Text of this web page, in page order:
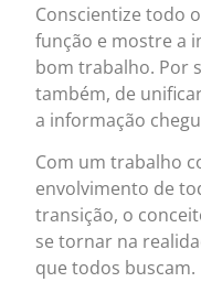
Conscientize todo
função e mostre a
bom trabalho. Por
também, de
a informação
Com um trabalho
envolvimento de
transição, o
se tornar na
que todos buscam.